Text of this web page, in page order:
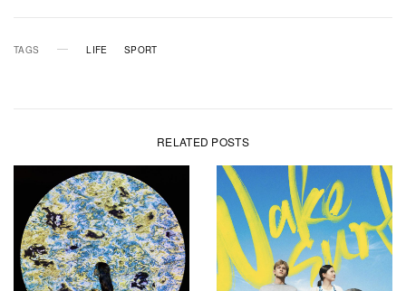
TAGS LIFE SPORT
RELATED POSTS